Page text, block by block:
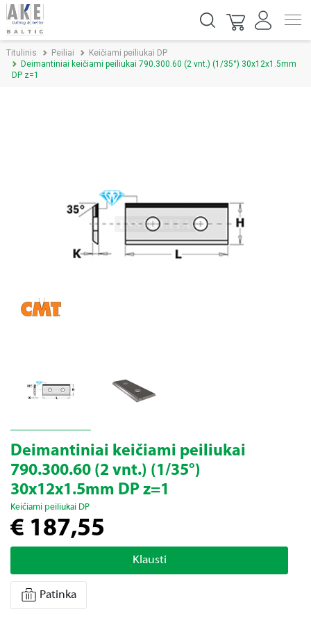
Titulinis Peiliai
Keičiami peiliukai DP
Deimantiniai keičiami peiliukai 790.300.60 (2 vnt.) (1/35°) 30x12x1.5mm
DP z=1
Deimantiniai keičiami peiliukai
790.300.60 (2 vnt.) (1/35°)
30x12x1.5mm DP z=1
Keičiami peiliukai DP
€ 187,55
Klausti
Patinka